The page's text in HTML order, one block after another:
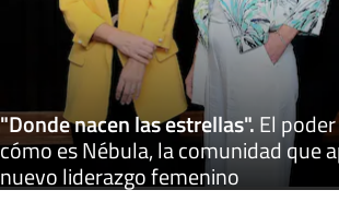
"Donde nacen las estrellas".El
cómo es Nébula, la comunidad que
nuevo liderazgo femenino